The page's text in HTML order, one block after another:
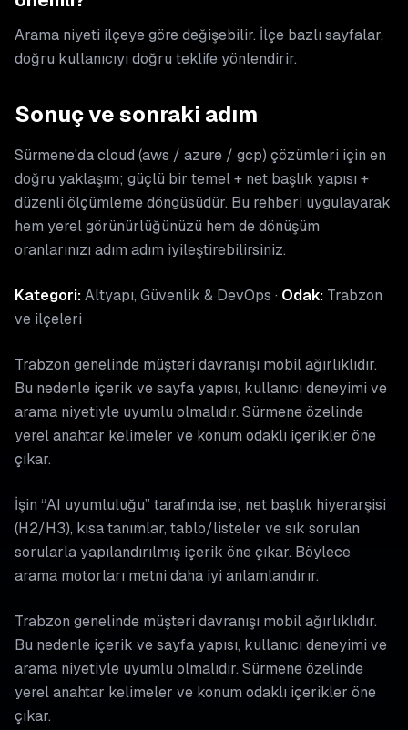
Arama niyeti ilçeye göre değişebilir. İlçe bazlı sayfalar,
doğru kullanıcıyı doğru teklife yönlendirir.
Sonuç ve sonraki adım
Sürmene'da cloud (aws / azure / gcp) çözümleri için en
doğru yaklaşım; güçlü bir temel + net başlık yapısı +
düzenli ölçümleme döngüsüdür. Bu rehberi uygulayarak
hem yerel görünürlüğünüzü hem de dönüşüm
oranlarınızı adım adım iyileştirebilirsiniz.
Kategori:Altyapı, Güvenlik & DevOps · Odak: Trabzon
ve ilçeleri
Trabzon genelinde müşteri davranışı mobil ağırlıklıdır.
Bu nedenle içerik ve sayfa yapısı, kullanıcı deneyimi ve
arama niyetiyle uyumlu olmalıdır. Sürmene özelinde
yerel anahtar kelimeler ve konum odaklı içerikler öne
çıkar.
İşin “AI uyumluluğu” tarafında ise; net başlık hiyerarşisi
(H2/H3), kısa tanımlar, tablo/listeler ve sık sorulan
sorularla yapılandırılmış içerik öne çıkar. Böylece
arama motorları metni daha iyi anlamlandırır.
Trabzon genelinde müşteri davranışı mobil ağırlıklıdır.
Bu nedenle içerik ve sayfa yapısı, kullanıcı deneyimi ve
arama niyetiyle uyumlu olmalıdır. Sürmene özelinde
yerel anahtar kelimeler ve konum odaklı içerikler öne
çıkar.